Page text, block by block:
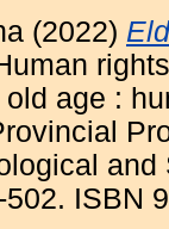
(2022)
age :
ISBN